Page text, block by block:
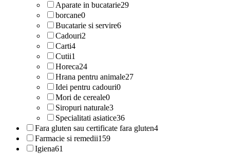
Aparate in bucatarie29
borcane0
Bucatarie si servire6
Cadouri2
Carti4
Cutii1
Horeca24
Hrana pentru animale27
Idei pentru cadouri0
Mori de cereale0
Siropuri naturale3
Specialitati asiatice36
Fara gluten sau certificate fara gluten4
Farmacie si remedii159
Igiena61